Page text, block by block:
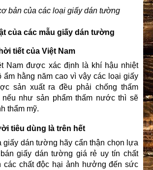
bản của các loại giấy dán tường
của các mẫu giấy dán tường
tiết của Việt Nam
Nam được xác định là khí hậu nhiệt
ẩm hằng năm cao vì vậy các loại giấy
sản xuất ra đều phải chống thấm
nếu như sản phẩm thấm nước thì sẽ
thẩm mỹ.
tiêu dùng là trên hết
giấy dán tường hãy cẩn thận chọn lựa
giấy dán tường giá rẻ uy tín chất
các chất độc hại ảnh hưởng đến sức